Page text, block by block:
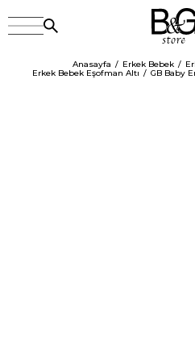
Anasayfa Erkek Bebek
Erkek Bebek Eşofman Altı
GB Baby